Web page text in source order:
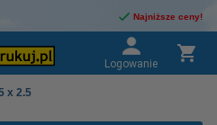
Najniższe ceny!
Logowanie
x 2.5